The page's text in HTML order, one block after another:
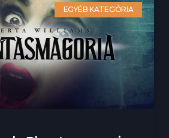
EGYÉB KATEGÓRIA